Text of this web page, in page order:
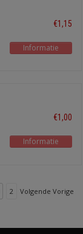
€1,15
Informatie
€1,00
Informatie
2 Volgende Vorige